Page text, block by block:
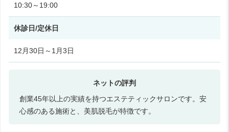
10:30～19:00
休診日/定休日
12月30日～1月3日
創業45年以上の実績を持つエステティックサロンです。安
心感のある施術と、美肌脱毛が特徴です。